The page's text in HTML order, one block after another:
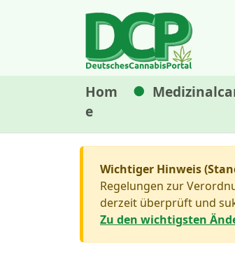
Hom
e
Wichtiger Hinweis
Regelungen zur
derzeit überprüft und
Zu den wichtigsten